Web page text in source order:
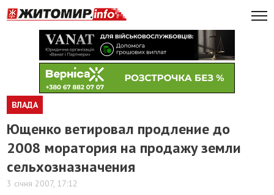
ВЛАДА
Ющенко ветировал продление до
2008 моратория на продажу земли
сельхозназначения
3 січня 2007, 17:12